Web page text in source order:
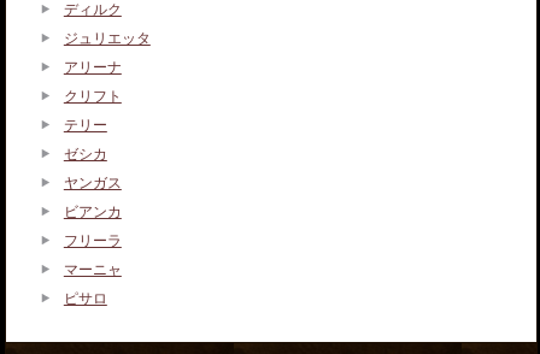
ディルク
ジュリエッタ
アリーナ
クリフト
テリー
ゼシカ
ヤンガス
ビアンカ
フリーラ
マーニャ
ピサロ